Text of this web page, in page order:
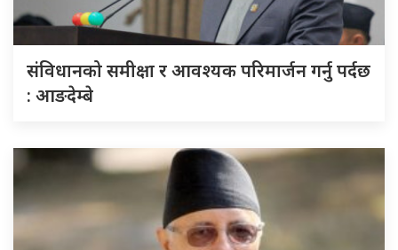
संविधानको समीक्षा र आवश्यक परिमार्जन गर्नु पर्दछ
: आङदेम्बे